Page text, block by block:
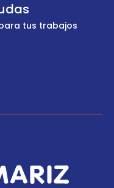
tus trabajos